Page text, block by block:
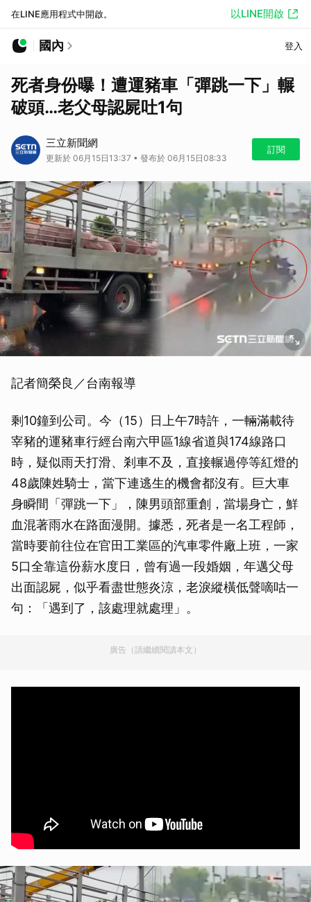
在LINE應用程式中開啟。 以LINE開啟
國內 登入
死者身份曝！遭運豬車「彈跳一下」輾
破頭…老父母認屍吐1句
三立新聞網
更新於 06月15日13:37 • 發布於 06月15日08:33
訂閱
記者簡榮良／台南報導
剩10鐘到公司。今（15）日上午7時許，一輛滿載待
宰豬的運豬車行經台南六甲區1線省道與174線路口
時，疑似雨天打滑、剎車不及，直接輾過停等紅燈的
48歲陳姓騎士，當下連逃生的機會都沒有。巨大車
身瞬間「彈跳一下」，陳男頭部重創，當場身亡，鮮
血混著雨水在路面漫開。據悉，死者是一名工程師，
當時要前往位在官田工業區的汽車零件廠上班，一家
5口全靠這份薪水度日，曾有過一段婚姻，年邁父母
出面認屍，似乎看盡世態炎涼，老淚縱橫低聲嘀咕一
句：「遇到了，該處理就處理」。
廣告（請繼續閱讀本文）